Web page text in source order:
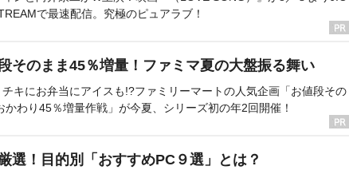
で最速配信。究極のピュアラブ！
そのまま45％増量！ファミマ夏の大盤振る舞い
チキにお弁当にアイスも!?ファミリーマートの人気企画「お値段その
かわり45％増量作戦」が今夏、シリーズ初の年2回開催！
選！目的別「おすすめPC９選」とは？